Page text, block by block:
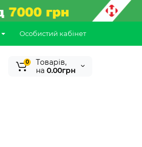
Особистий кабінет
0
Tоварів,
на 0.00грн